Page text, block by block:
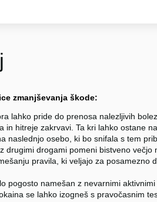
zmanjševanja škode:
lahko pride do prenosa nalezljivih
hitreje zakrvavi. Ta kri lahko ostane
naslednjo osebo, ki bo snifala s tem
drugimi drogami pomeni bistveno večjo
pravila, ki veljajo za posamezno
pogosto namešan z nevarnimi
se lahko izogneš s pravočasnim